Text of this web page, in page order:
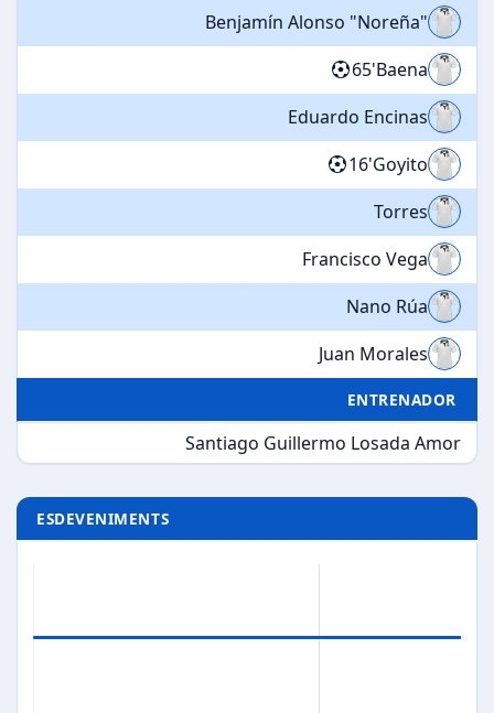
Benjamín Alonso "Noreña"
65'Baena
Eduardo Encinas
16'Goyito
Torres
Francisco Vega
Nano Rúa
Juan Morales
ENTRENADOR
Santiago Guillermo Losada Amor
ESDEVENIMENTS